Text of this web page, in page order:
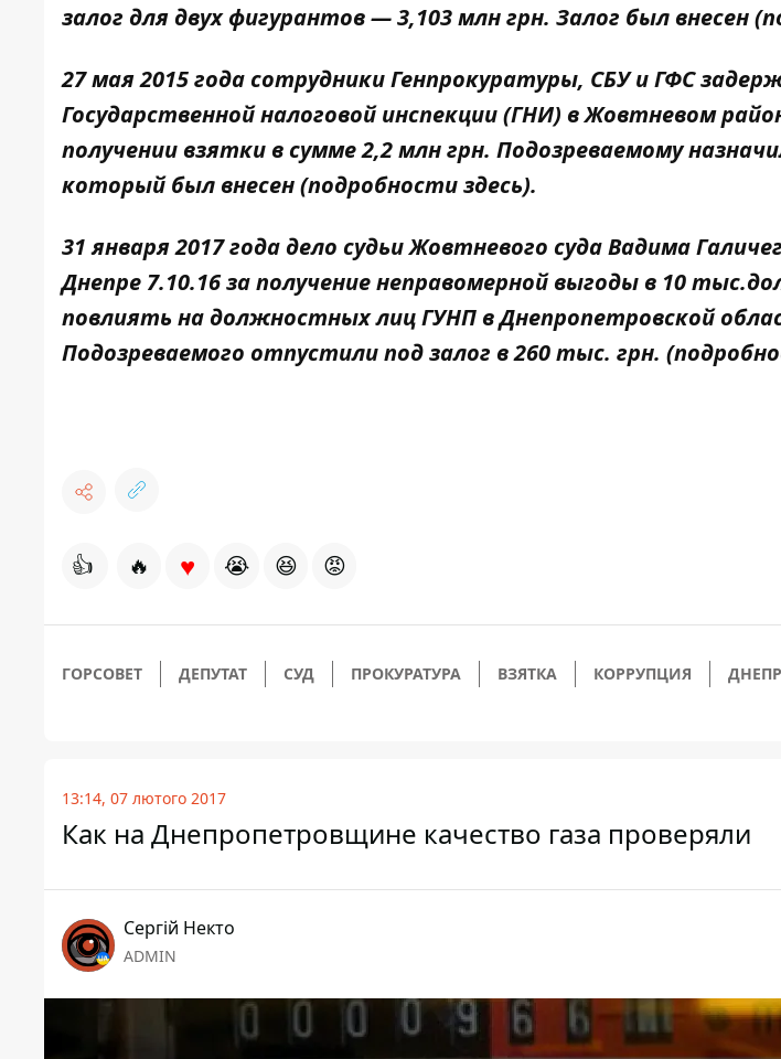
залог для двух фигурантов — 3,103 млн грн. Залог был внесен
27 мая 2015 года сотрудники Генпрокуратуры, СБУ и ГФС
Государственной налоговой инспекции (ГНИ) в Жовтневом
получении взятки в сумме 2,2 млн грн. Подозреваемому
который был внесен (подробностиздесь).
31 января 2017 года дело судьи Жовтневого суда Вадима
Днепре 7.10.16 за получение неправомерной выгоды в 10
повлиять на должностных лиц ГУНП в Днепропетровской
Подозреваемого отпустили под залог в 260 тыс. грн.
👍 🔥 ♥ 😭 😆 😡
ГОРСОВЕТ ДЕПУТАТ СУД ПРОКУРАТУРА ВЗЯТКА КОРРУПЦИЯ ДНЕПР
13:14, 07 лютого 2017
Как на Днепропетровщине качество газа проверяли
Сергій Некто
ADMIN